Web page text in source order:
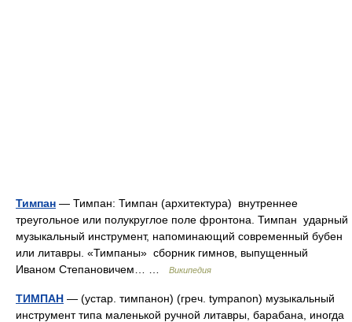
Тимпан — Тимпан: Тимпан (архитектура) внутреннее
треугольное или полукруглое поле фронтона. Тимпан ударный
музыкальный инструмент, напоминающий современный бубен
или литавры. «Тимпаны» сборник гимнов, выпущенный
Иваном Степановичем… …
Википедия
ТИМПАН — (устар. тимпанон) (греч. tympanon) музыкальный
инструмент типа маленькой ручной литавры, барабана, иногда